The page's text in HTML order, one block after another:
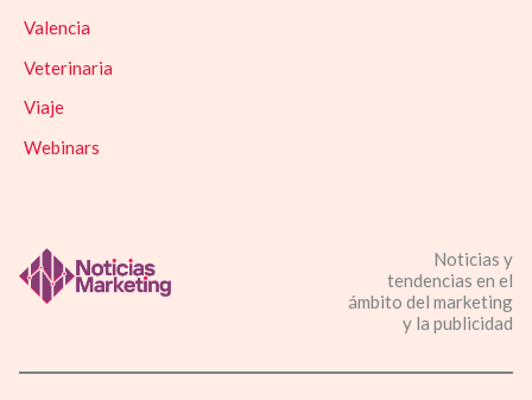
Valencia
Veterinaria
Viaje
Webinars
Noticias y
tendencias en el
ámbito del marketing
y la publicidad